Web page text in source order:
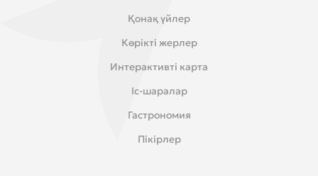
Қонақ үйлер
Көрікті жерлер
Интерактивті карта
Іс-шаралар
Гастрономия
Пікірлер